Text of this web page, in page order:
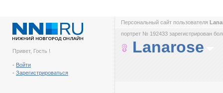
Привет, Гость !
- Войти
- Зарегистрироваться
Персональный сайт пользователя
портрет № 192433 зарегистрирован
Lanarose